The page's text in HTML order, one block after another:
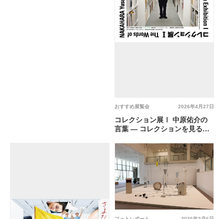
2026年4月27日
おすすめ展覧会
コレクション展Ⅰ 中原佑介の
言葉 ― コレクションを見るあ